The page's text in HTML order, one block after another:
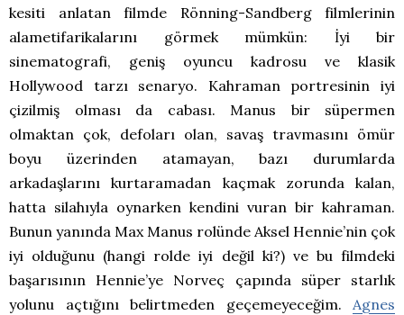
kesiti anlatan filmde Rönning-Sandberg filmlerinin
alametifarikalarını görmek mümkün: İyi bir
sinematografi, geniş oyuncu kadrosu ve klasik
Hollywood tarzı senaryo. Kahraman portresinin iyi
çizilmiş olması da cabası. Manus bir süpermen
olmaktan çok, defoları olan, savaş travmasını ömür
boyu üzerinden atamayan, bazı durumlarda
arkadaşlarını kurtaramadan kaçmak zorunda kalan,
hatta silahıyla oynarken kendini vuran bir kahraman.
Bunun yanında Max Manus rolünde Aksel Hennie’nin çok
iyi olduğunu (hangi rolde iyi değil ki?) ve bu filmdeki
başarısının Hennie’ye Norveç çapında süper starlık
yolunu açtığını belirtmeden geçemeyeceğim. Agnes